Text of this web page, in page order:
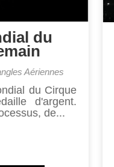
du
Aériennes
du Cirque
d'argent.
de...